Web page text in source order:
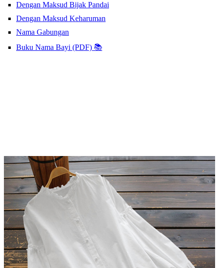
Dengan Maksud Bijak Pandai
Dengan Maksud Keharuman
Nama Gabungan
Buku Nama Bayi (PDF) 📚